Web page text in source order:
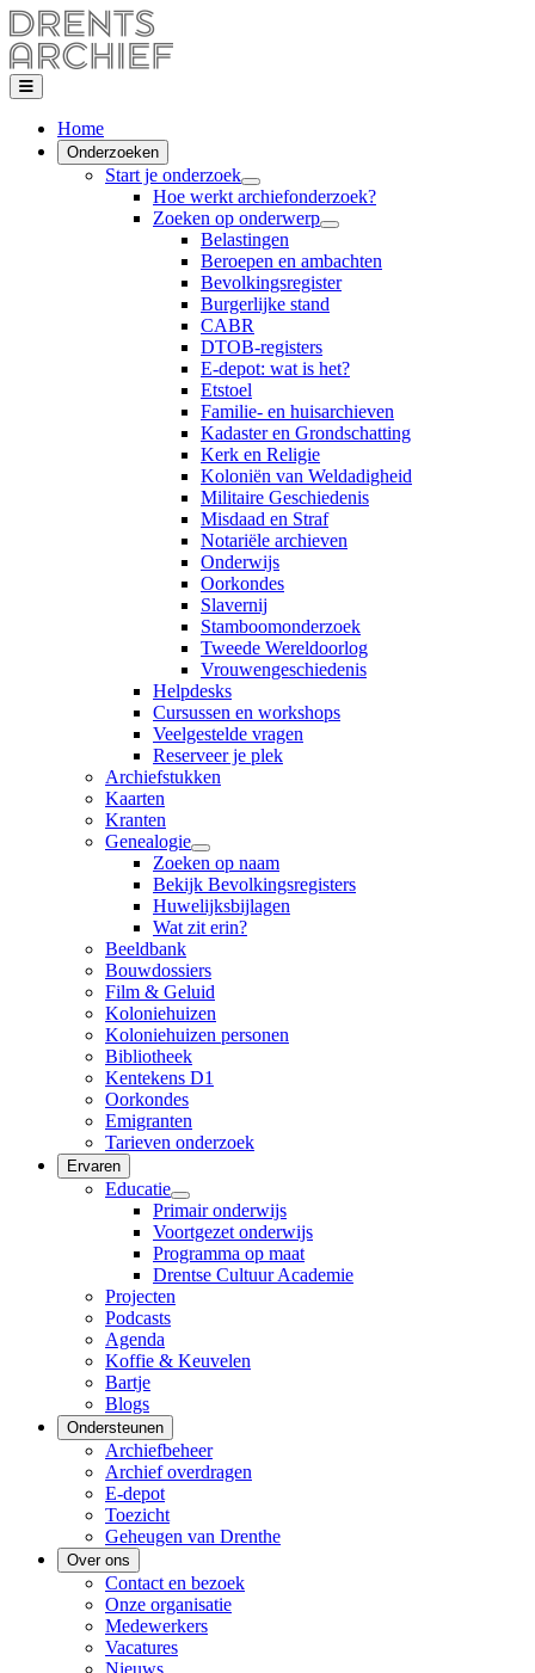
Home
Onderzoeken
Start je onderzoek
Hoe werkt archiefonderzoek?
Zoeken op onderwerp
Belastingen
Beroepen en ambachten
Bevolkingsregister
Burgerlijke stand
CABR
DTOB-registers
E-depot: wat is het?
Etstoel
Familie- en huisarchieven
Kadaster en Grondschatting
Kerk en Religie
Koloniën van Weldadigheid
Militaire Geschiedenis
Misdaad en Straf
Notariële archieven
Onderwijs
Oorkondes
Slavernij
Stamboomonderzoek
Tweede Wereldoorlog
Vrouwengeschiedenis
Helpdesks
Cursussen en workshops
Veelgestelde vragen
Reserveer je plek
Archiefstukken
Kaarten
Kranten
Genealogie
Zoeken op naam
Bekijk Bevolkingsregisters
Huwelijksbijlagen
Wat zit erin?
Beeldbank
Bouwdossiers
Film & Geluid
Koloniehuizen
Koloniehuizen personen
Bibliotheek
Kentekens D1
Oorkondes
Emigranten
Tarieven onderzoek
Ervaren
Educatie
Primair onderwijs
Voortgezet onderwijs
Programma op maat
Drentse Cultuur Academie
Projecten
Podcasts
Agenda
Koffie & Keuvelen
Bartje
Blogs
Ondersteunen
Archiefbeheer
Archief overdragen
E-depot
Toezicht
Geheugen van Drenthe
Over ons
Contact en bezoek
Onze organisatie
Medewerkers
Vacatures
Nieuws